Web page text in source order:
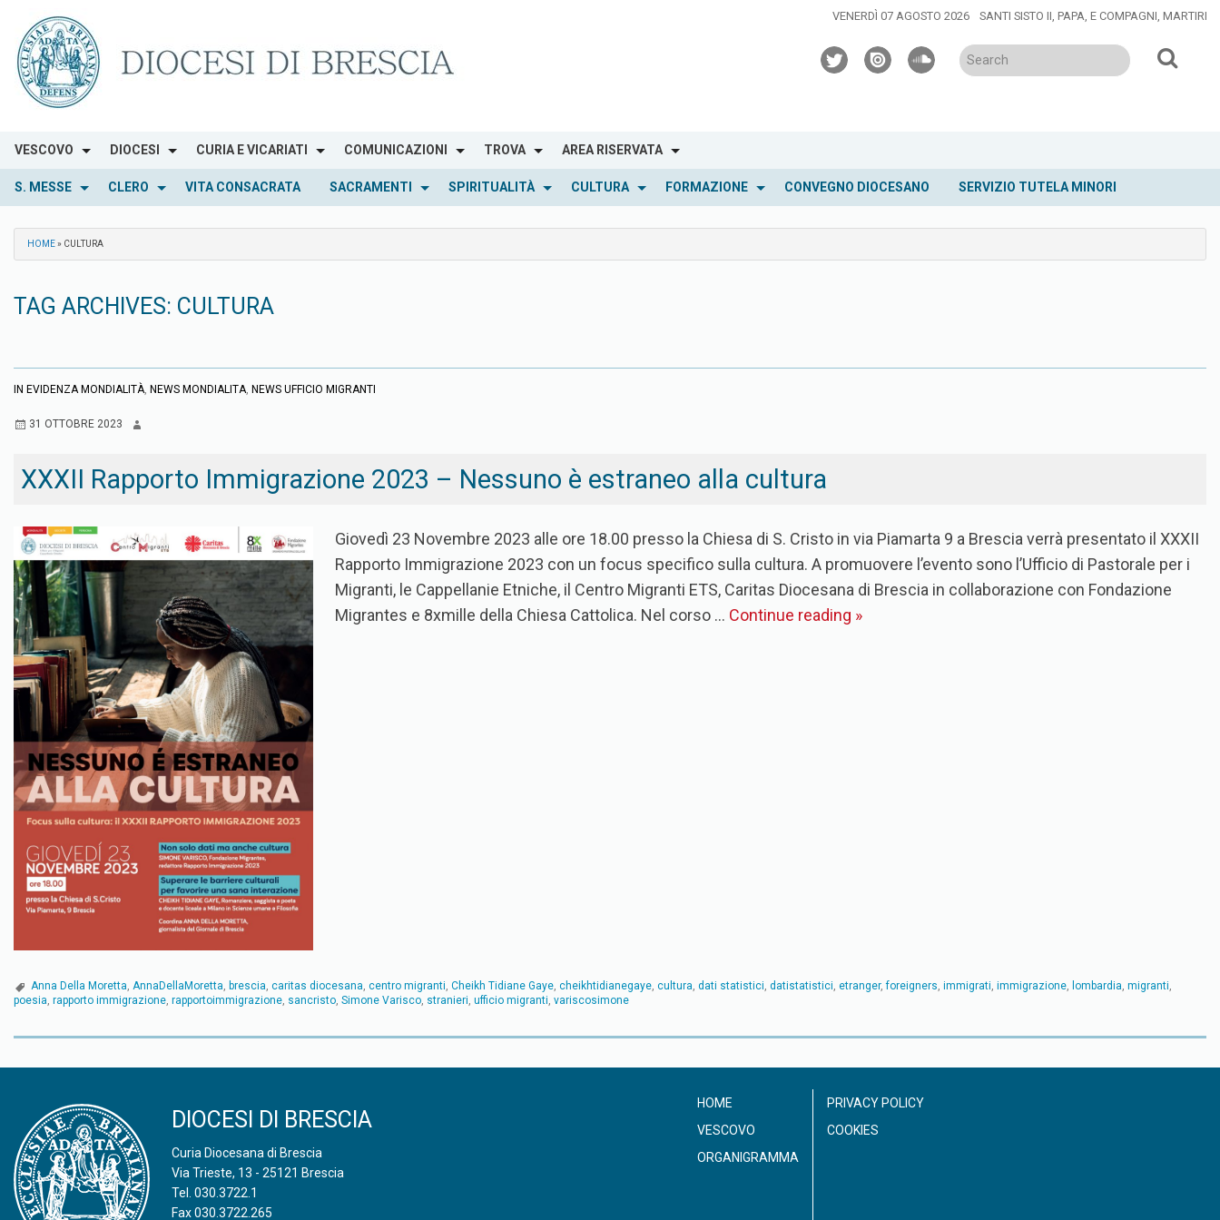
content
VENERDÌ 07 AGOSTO 2026 SANTI SISTO II, PAPA, E COMPAGNI, MARTIRI
twitterissuusoundcloud
VESCOVO DIOCESI CURIA E VICARIATI COMUNICAZIONI TROVA AREA RISERVATA
S. MESSE CLERO VITA CONSACRATA SACRAMENTI SPIRITUALITÀ CULTURA FORMAZIONE CONVEGNO DIOCESANO SERVIZIO TUTELA MINORI
HOME» CULTURA
TAG ARCHIVES: CULTURA
IN EVIDENZA MONDIALITÀ, NEWS MONDIALITA, NEWS UFFICIO MIGRANTI
31 OTTOBRE 2023
XXXII Rapporto Immigrazione 2023 – Nessuno è estraneo alla cultura
Giovedì 23 Novembre 2023 alle ore 18.00 presso la Chiesa di S. Cristo in via Piamarta 9 a Brescia verrà presentato il XXXII
Rapporto Immigrazione 2023 con un focus specifico sulla cultura. A promuovere l’evento sono l’Ufficio di Pastorale per i
Migranti, le Cappellanie Etniche, il Centro Migranti ETS, Caritas Diocesana di Brescia in collaborazione con Fondazione
Migrantes e 8xmille della Chiesa Cattolica. Nel corso … Continue reading »
Anna Della Moretta, AnnaDellaMoretta, brescia, caritas diocesana, centro migranti, Cheikh Tidiane Gaye, cheikhtidianegaye, cultura, dati statistici, datistatistici, etranger,foreigners, immigrati, immigrazione, lombardia, migranti,
poesia, rapporto immigrazione, rapportoimmigrazione, sancristo, Simone Varisco, stranieri, ufficio migranti, variscosimone
s
t
DIOCESI DI BRESCIA
Curia Diocesana di Brescia
Via Trieste, 13 - 25121 Brescia
Tel. 030.3722.1
Fax 030.3722.265
HOME
VESCOVO
ORGANIGRAMMA
PRIVACY POLICY
COOKIES